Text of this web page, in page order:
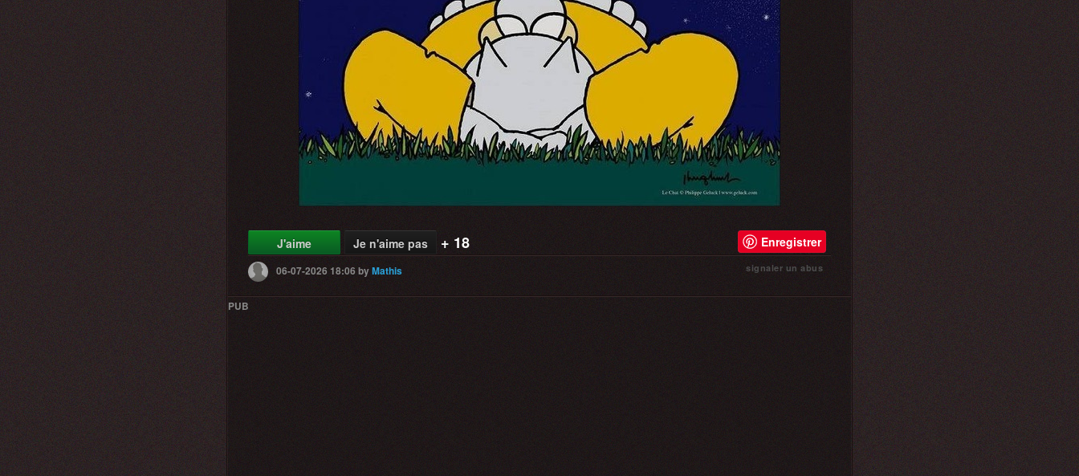
J'aime Je n'aime pas + 18 Enregistrer
06-07-2026 18:06byMathis signaler un abus
PUB